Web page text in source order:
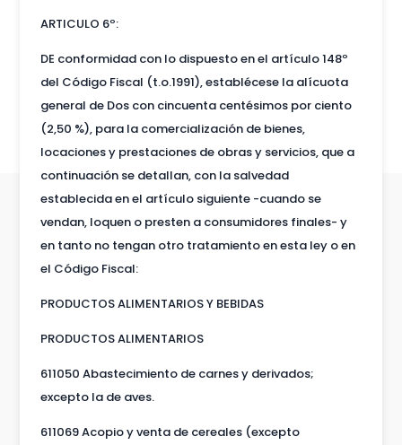
ARTICULO 6º:
DE conformidad con lo dispuesto en el artículo 148º
del Código Fiscal (t.o.1991), establécese la alícuota
general de Dos con cincuenta centésimos por ciento
(2,50 %), para la comercialización de bienes,
locaciones y prestaciones de obras y servicios, que a
continuación se detallan, con la salvedad
establecida en el artículo siguiente -cuando se
vendan, loquen o presten a consumidores finales- y
en tanto no tengan otro tratamiento en esta ley o en
el Código Fiscal:
PRODUCTOS ALIMENTARIOS Y BEBIDAS
PRODUCTOS ALIMENTARIOS
611050 Abastecimiento de carnes y derivados;
excepto la de aves.
611069 Acopio y venta de cereales (excepto